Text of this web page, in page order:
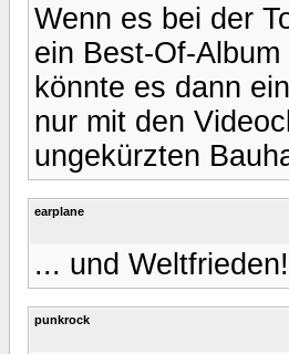
Wenn es bei der
ein Best-Of-
könnte es dann
nur mit den
ungekürzten
earplane
... und
punkrock